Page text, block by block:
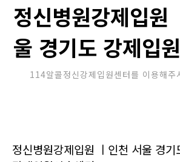
강제입원절차
정신과강제입원
정신병원강제입원
울 경기도 강제입
114알콜정신강제입원센터를 이용해주
정신병원강제입원 ㅣ인천 서울 경기